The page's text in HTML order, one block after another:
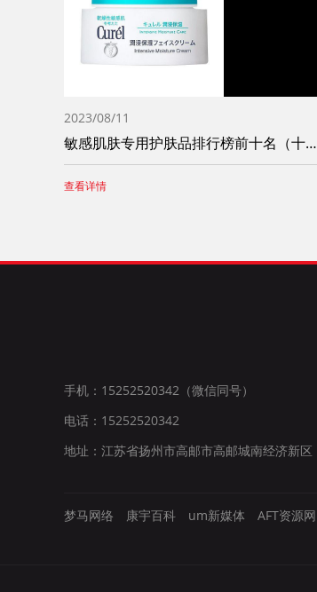
2023/08/11
敏感肌肤专用护肤品排行榜前十名（十大敏感
查看详情
手机：15252520342（微信同号）
电话：15252520342
地址：江苏省扬州市高邮市高邮城南经济新区
梦马网络 康宇百科 um新媒体 AFT资源网